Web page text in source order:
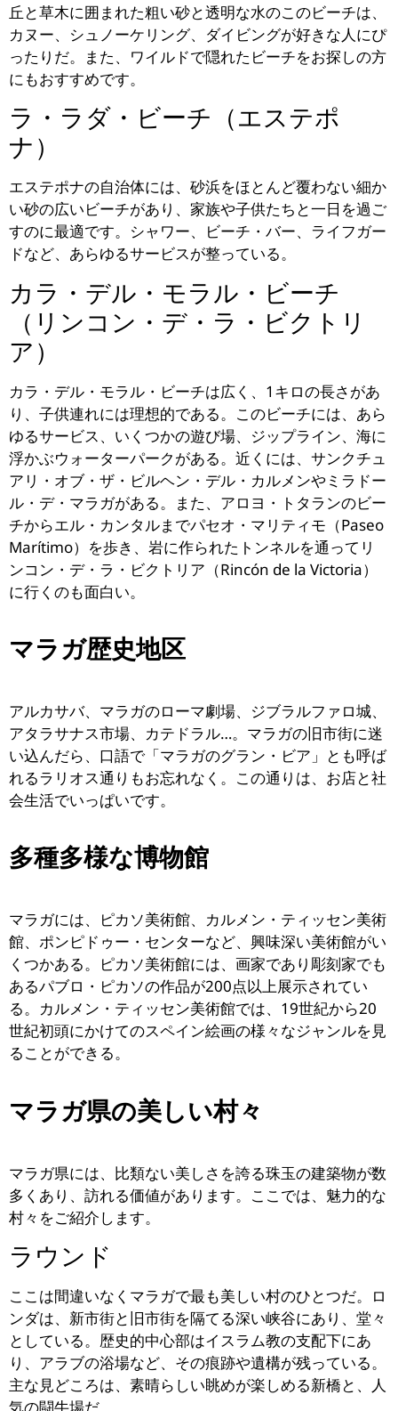
丘と草木に囲まれた粗い砂と透明な水のこのビーチは、
カヌー、シュノーケリング、ダイビングが好きな人にぴ
ったりだ。また、ワイルドで隠れたビーチをお探しの方
にもおすすめです。
ラ・ラダ・ビーチ（エステポ
ナ）
エステポナの自治体には、砂浜をほとんど覆わない細か
い砂の広いビーチがあり、家族や子供たちと一日を過ご
すのに最適です。シャワー、ビーチ・バー、ライフガー
ドなど、あらゆるサービスが整っている。
カラ・デル・モラル・ビーチ
（リンコン・デ・ラ・ビクトリ
ア）
カラ・デル・モラル・ビーチは広く、1キロの長さがあ
り、子供連れには理想的である。このビーチには、あら
ゆるサービス、いくつかの遊び場、ジップライン、海に
浮かぶウォーターパークがある。近くには、サンクチュ
アリ・オブ・ザ・ビルヘン・デル・カルメンやミラドー
ル・デ・マラガがある。また、アロヨ・トタランのビー
チからエル・カンタルまでパセオ・マリティモ（Paseo
Marítimo）を歩き、岩に作られたトンネルを通ってリ
ンコン・デ・ラ・ビクトリア（Rincón de la Victoria）
に行くのも面白い。
マラガ歴史地区
アルカサバ、マラガのローマ劇場、ジブラルファロ城、
アタラサナス市場、カテドラル…。マラガの旧市街に迷
い込んだら、口語で「マラガのグラン・ビア」とも呼ば
れるラリオス通りもお忘れなく。この通りは、お店と社
会生活でいっぱいです。
多種多様な博物館
マラガには、ピカソ美術館、カルメン・ティッセン美術
館、ポンピドゥー・センターなど、興味深い美術館がい
くつかある。ピカソ美術館には、画家であり彫刻家でも
あるパブロ・ピカソの作品が200点以上展示されてい
る。カルメン・ティッセン美術館では、19世紀から20
世紀初頭にかけてのスペイン絵画の様々なジャンルを見
ることができる。
マラガ県の美しい村々
マラガ県には、比類ない美しさを誇る珠玉の建築物が数
多くあり、訪れる価値があります。ここでは、魅力的な
村々をご紹介します。
ラウンド
ここは間違いなくマラガで最も美しい村のひとつだ。ロ
ンダは、新市街と旧市街を隔てる深い峡谷にあり、堂々
としている。歴史的中心部はイスラム教の支配下にあ
り、アラブの浴場など、その痕跡や遺構が残っている。
主な見どころは、素晴らしい眺めが楽しめる新橋と、人